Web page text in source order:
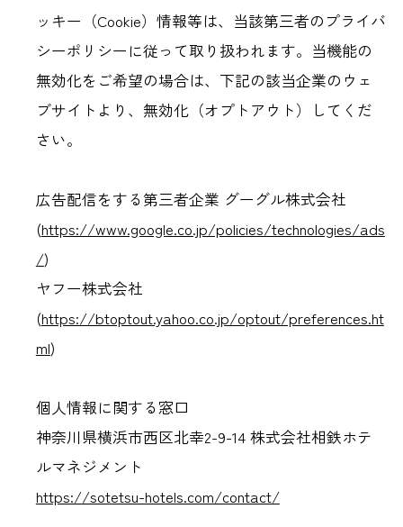
ッキー（Cookie）情報等は、当該第三者のプライバ
シーポリシーに従って取り扱われます。当機能の
無効化をご希望の場合は、下記の該当企業のウェ
ブサイトより、無効化（オプトアウト）してくだ
さい。
広告配信をする第三者企業 グーグル株式会社
(https://www.google.co.jp/policies/technologies/ads
/)
ヤフー株式会社
(https://btoptout.yahoo.co.jp/optout/preferences.ht
ml)
個人情報に関する窓口
神奈川県横浜市西区北幸2-9-14 株式会社相鉄ホテ
ルマネジメント
https://sotetsu-hotels.com/contact/